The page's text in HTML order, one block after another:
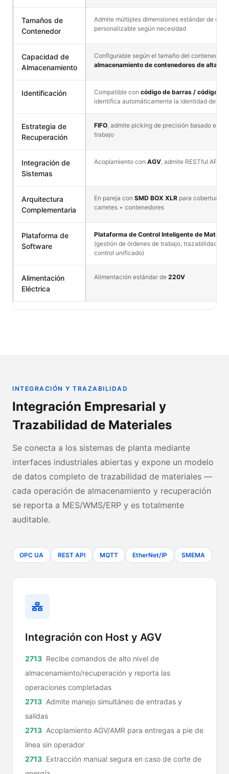
Tamaños de
Contenedor
Admite múltiples dimensiones estándar de caja,
personalizable según necesidad
Capacidad de
Almacenamiento
Configurable según el tamaño del contenedor,
almacenamiento de contenedores de alta
Identificación Compatible con código de barras / código QR
identifica automáticamente la identidad del
Estrategia de
Recuperación
FIFO, admite picking de precisión basado en
trabajo
Integración de
Sistemas
Acoplamiento con AGV, admite RESTful API /
Arquitectura
Complementaria
En pareja con SMD BOX XLR para cobertura
carretes + contenedores
Plataforma de
Software
Plataforma de Control Inteligente de
(gestión de órdenes de trabajo, trazabilidad de
control unificado)
Alimentación
Eléctrica
Alimentación estándar de 220V
INTEGRACIÓN Y TRAZABILIDAD
Integración Empresarial y
Trazabilidad de Materiales
Se conecta a los sistemas de planta mediante
interfaces industriales abiertas y expone un modelo
de datos completo de trazabilidad de materiales —
cada operación de almacenamiento y recuperación
se reporta a MES/WMS/ERP y es totalmente
auditable.
OPC UA REST API MQTT EtherNet/IP SMEMA
Integración con Host y AGV
Recibe comandos de alto nivel de
almacenamiento/recuperación y reporta las
operaciones completadas
Admite manejo simultáneo de entradas y
salidas
Acoplamiento AGV/AMR para entregas a pie de
línea sin operador
Extracción manual segura en caso de corte de